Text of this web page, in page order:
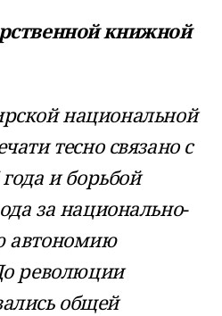
книжной
национальной
тес­но связано с
и борьбой
за национально-
автономию
революции
общей